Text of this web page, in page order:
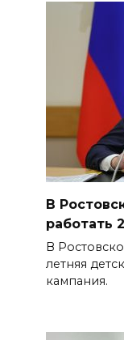
В
работать
В
летняя
кампания.